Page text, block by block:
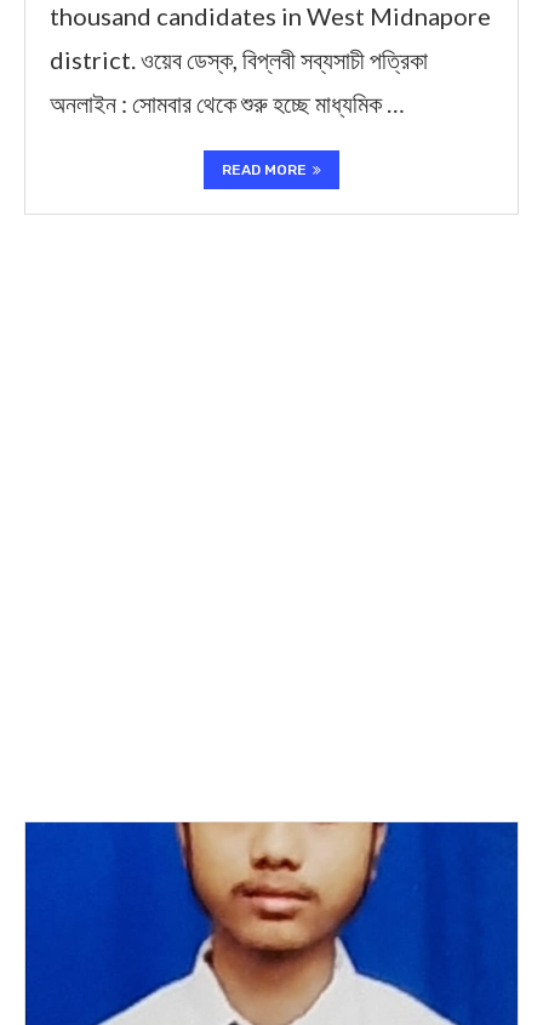
thousand candidates in West Midnapore
district. ওয়েব ডেস্ক, বিপ্লবী সব্যসাচী পত্রিকা
অনলাইন : সোমবার থেকে শুরু হচ্ছে মাধ্যমিক …
READ MORE